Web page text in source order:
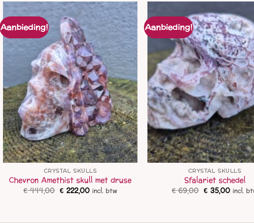
Aanbieding!
CRYSTAL SKULLS
Chevron Amethist skull met druse
€444,00 Oorspronkelijke
prijs
€222,00Huidige
prijs
incl. btw
Aanbieding!
CRYSTAL SKULLS
Sfalariet schedel
€69,00 prijs
€35,00prijs
incl.